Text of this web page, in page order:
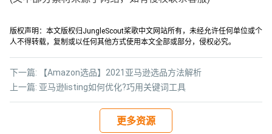
版权声明：本文版权归JungleScout桨歌中文网站所有，未经允许任何单位或个
人不得转载，复制或以任何其他方式使用本文全部或部分，侵权必究。
上一篇: 亚马逊listing如何优化?巧用关键词工具
下一篇: 【Amazon选品】2021亚马逊选品方法解析
更多资源